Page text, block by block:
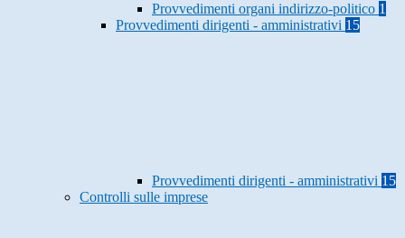
Provvedimenti organi indirizzo-politico 1
Provvedimenti dirigenti - amministrativi 15
Provvedimenti dirigenti - amministrativi 15
Controlli sulle imprese